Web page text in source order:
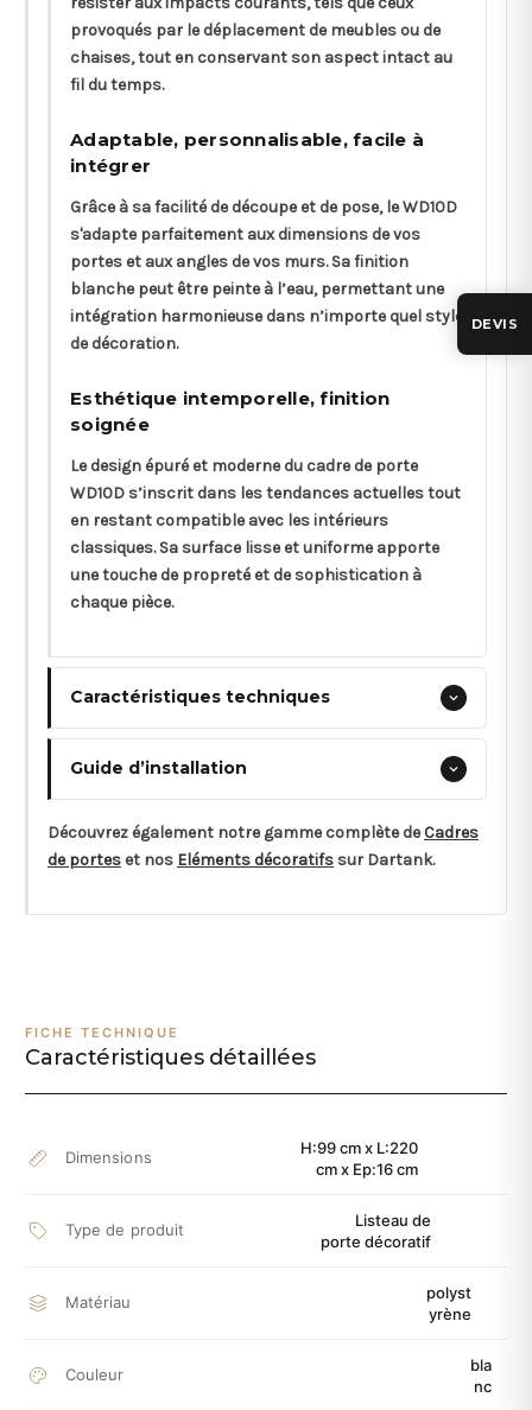
provoqués par le déplacement de meubles ou de
chaises, tout en conservant son aspect intact au
fil du temps.
Adaptable, personnalisable, facile à
intégrer
Grâce à sa facilité de découpe et de pose, le WD10D
s'adapte parfaitement aux dimensions de vos
portes et aux angles de vos murs. Sa finition
blanche peut être peinte à l’eau, permettant une
intégration harmonieuse dans n’importe quel style
de décoration.
Esthétique intemporelle, finition
soignée
Le design épuré et moderne du cadre de porte
WD10D s’inscrit dans les tendances actuelles tout
en restant compatible avec les intérieurs
classiques. Sa surface lisse et uniforme apporte
une touche de propreté et de sophistication à
chaque pièce.
Caractéristiques techniques
Guide d’installation
Découvrez également notre gamme complète deCadres
de portes et nos Eléments décoratifs sur Dartank.
FICHE TECHNIQUE
Caractéristiques détaillées
Dimensions
H:99 cm x L:220
cm x Ep:16 cm
Type de produit
Listeau de
porte décoratif
Matériau
polyst
yrène
Couleur
bla
nc
DEVIS